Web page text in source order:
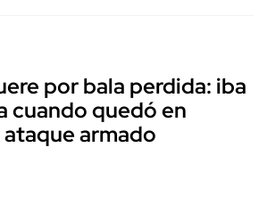
por bala perdida: iba
cuando quedó en
armado